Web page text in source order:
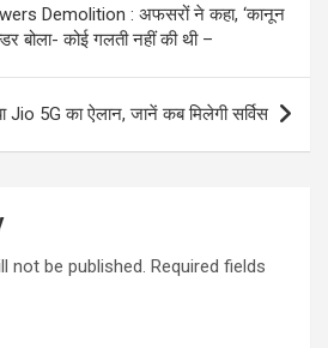
Demolition : अफसरों ने कहा, ‘कानून
बोला- कोई गलती नहीं की थी –
Jio 5G का ऐलान, जानें कब मिलेगी सर्विस
not be published. Required fields